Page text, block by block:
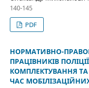
140-145
PDF
НОРМАТИВНО-
ПРАЦІВНИКІВ
КОМПЛЕКТУВАННЯ
ЧАС